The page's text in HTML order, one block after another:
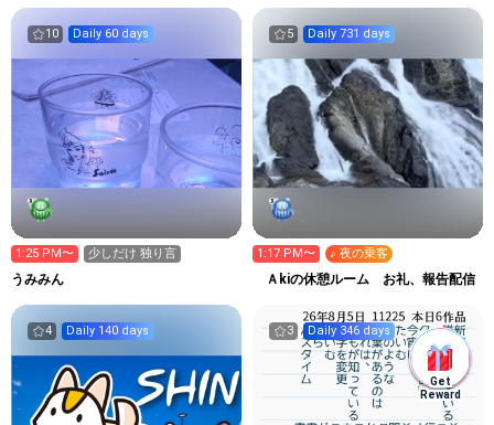
Get
Reward
10 Daily 60 days
1:25 PM〜 少しだけ 独り言
うみみん
5 Daily 731 days
1:17 PM〜 ♪ 夜の乗客
Ａkiの休憩ルーム お礼、報告配信
4 Daily 140 days 3 Daily 346 days